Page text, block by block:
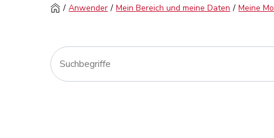
Anwender Mein Bereich und meine Daten Meine